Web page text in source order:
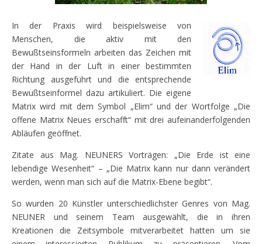
In der Praxis wird beispielsweise von
Menschen, die aktiv mit den
Bewußtseinsformeln arbeiten das Zeichen mit
der Hand in der Luft in einer bestimmten
Richtung ausgeführt und die entsprechende
Bewußtseinformel dazu artikuliert. Die eigene
Matrix wird mit dem Symbol „Elim“ und der Wortfolge „Die
offene Matrix Neues erschafft“ mit drei aufeinanderfolgenden
Abläufen geöffnet.
Zitate aus Mag. NEUNERS Vorträgen: „Die Erde ist eine
lebendige Wesenheit“ – „Die Matrix kann nur dann verändert
werden, wenn man sich auf die Matrix-Ebene begibt“.
So wurden 20 Künstler unterschiedlichster Genres von Mag.
NEUNER und seinem Team ausgewählt, die in ihren
Kreationen die Zeitsymbole mitverarbeitet hatten um sie